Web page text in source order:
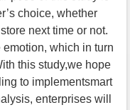
choice, whether
next time or not.
which in turn
this study,we hope
to implementsmart
enterprises will